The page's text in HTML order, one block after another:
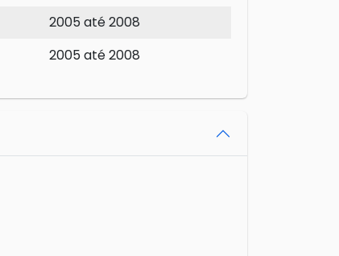
2005 até 2008
2005 até 2008